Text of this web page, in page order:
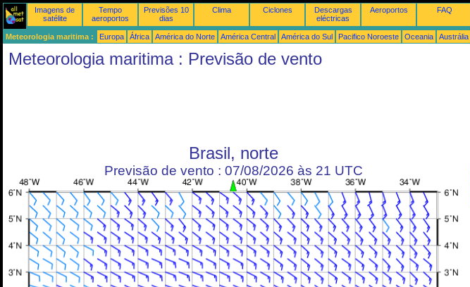
Imagens de
satélite
Tempo
aeroportos
Previsões 10
dias
Clima Ciclones
Descargas
eléctricas
Aeroportos FAQ
Meteorologia maritima : Europa África América do Norte América Central América do Sul Pacifico Noroeste Oceania Austrália
Meteorologia maritima : Previsão de vento
Brasil, norte
Previsão de vento : 07/08/2026 às 21 UTC